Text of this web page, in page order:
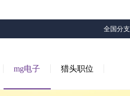
全国分支
mg电子 猎头职位